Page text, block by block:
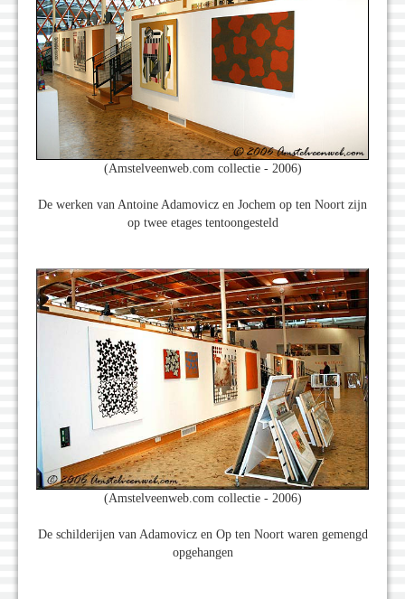
(Amstelveenweb.com collectie - 2006)
De werken van Antoine Adamovicz en Jochem op ten Noort zijn
op twee etages tentoongesteld
(Amstelveenweb.com collectie - 2006)
De schilderijen van Adamovicz en Op ten Noort waren gemengd
opgehangen